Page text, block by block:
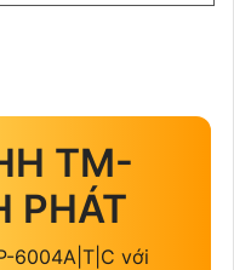
TM-
PHÁT
6004A|T|C với